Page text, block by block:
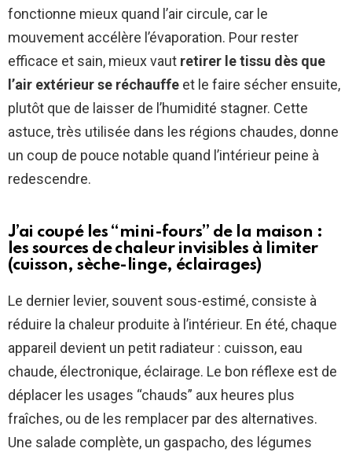
fonctionne mieux quand l’air circule, car le
mouvement accélère l’évaporation. Pour rester
efficace et sain, mieux vaut retirer le tissu dès que
l’air extérieur se réchauffe et le faire sécher ensuite,
plutôt que de laisser de l’humidité stagner. Cette
astuce, très utilisée dans les régions chaudes, donne
un coup de pouce notable quand l’intérieur peine à
redescendre.
J’ai coupé les “mini-fours” de la maison :
les sources de chaleur invisibles à limiter
(cuisson, sèche-linge, éclairages)
Le dernier levier, souvent sous-estimé, consiste à
réduire la chaleur produite à l’intérieur. En été, chaque
appareil devient un petit radiateur : cuisson, eau
chaude, électronique, éclairage. Le bon réflexe est de
déplacer les usages “chauds” aux heures plus
fraîches, ou de les remplacer par des alternatives.
Une salade complète, un gaspacho, des légumes